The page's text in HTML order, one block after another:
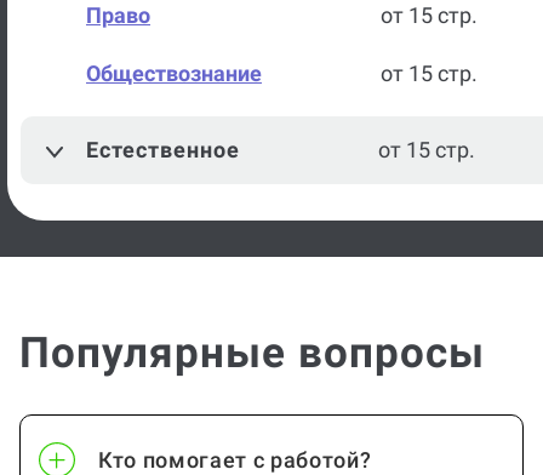
Право от 15 стр.
Обществознание от 15 стр.
Естественное от 15 стр.
Популярные вопросы
Кто помогает с работой?